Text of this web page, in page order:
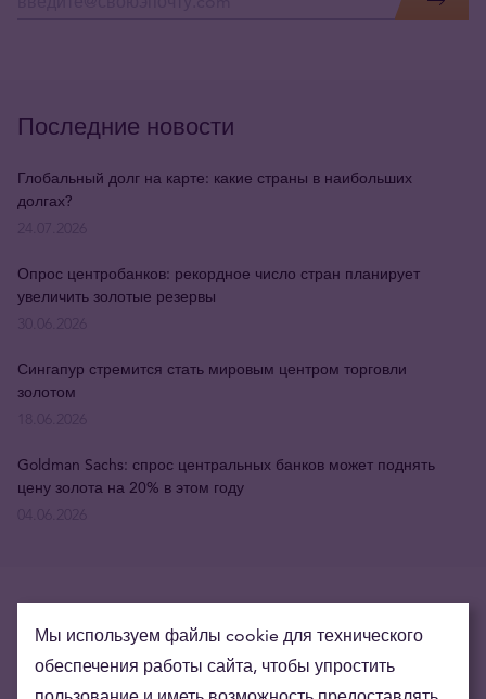
Последние новости
Глобальный долг на карте: какие страны в наибольших
долгах?
Опрос центробанков: рекордное число стран планирует
увеличить золотые резервы
Сингапур стремится стать мировым центром торговли
золотом
Goldman Sachs: спрос центральных банков может поднять
цену золота на 20% в этом году
Мы используем файлы cookie для технического
обеспечения работы сайта, чтобы упростить